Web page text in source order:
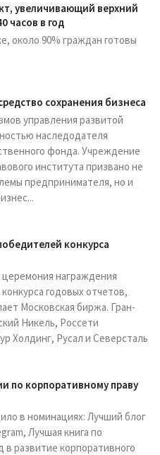
увеличивающий верхний
часов в год
около 90% граждан готовы
сохранения бизнеса
управления развитой
наследодателя
фонда. Учреждение
института призвано не
предпринимателя, но и
конкурса
церемония награждения
годовых отчетов,
Московская биржа. Гран-
Никель, Россети
Холдинг, Русал и Северсталь
по корпоративному праву
в номинациях: Лучший блог
Лучшая книга по
в развитие корпоративного